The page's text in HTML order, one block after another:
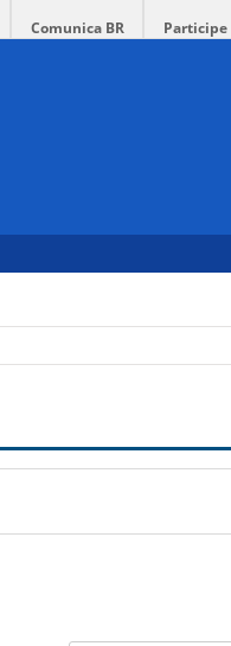
Comunica BR Participe